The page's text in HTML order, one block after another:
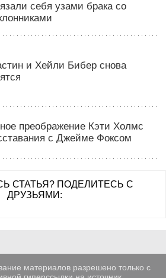
себя узами брака со
и Хейли Бибер снова
преображение Кэти Холмс
с Джейме Фоксом
СТАТЬЯ? ПОДЕЛИТЕСЬ С
ДРУЗЬЯМИ:
материалов разрешено только с